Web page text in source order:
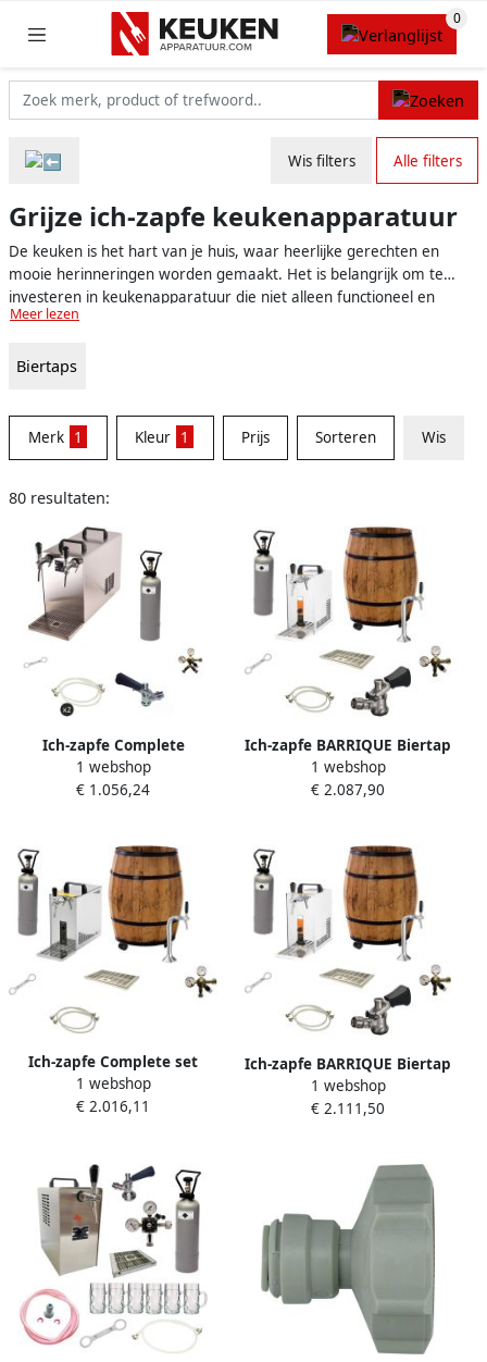
Wis filters Alle filters
Grijze ich-zapfe keukenapparatuur
De keuken is het hart van je huis, waar heerlijke gerechten en
mooie herinneringen worden gemaakt. Het is belangrijk om te
investeren in keukenapparatuur die niet alleen functioneel en
betrouwbaar is, maar ook stijlvol en modern. Grijze Ich-Zapfe
zoek zijn naar een combinatie van kwaliteit, design en
en tijdloos, maar past ook moeiteloos in elke keukenstijl, van
modern tot traditioneel.
Meer lezen
Biertaps
Merk 1 Kleur 1 Prijs Sorteren Wis
80 resultaten:
Ich-zapfe Complete
biertapinstallatie STREAM
50 2-lijn doorstroomkoeler
1 webshop
€ 1.056,24
Ich-zapfe BARRIQUE Biertap
Mobiele bierbar Rolbaar
Complete Set Adapter 5
1 webshop
€ 2.087,90
Ich-zapfe Complete set
BARRIQUE Biertap Mobiele
bierbar Rolbaar Thuistap
1 webshop
€ 2.016,11
Ich-zapfe BARRIQUE Biertap
Mobiele bierbar Rolbaar
Complete Set Type A
1 webshop
€ 2.111,50